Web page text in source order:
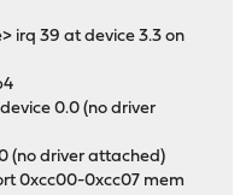
irq 39 at device 3.3 on
0.0 (no driver
(no driver attached)
0xcc00-0xcc07 mem